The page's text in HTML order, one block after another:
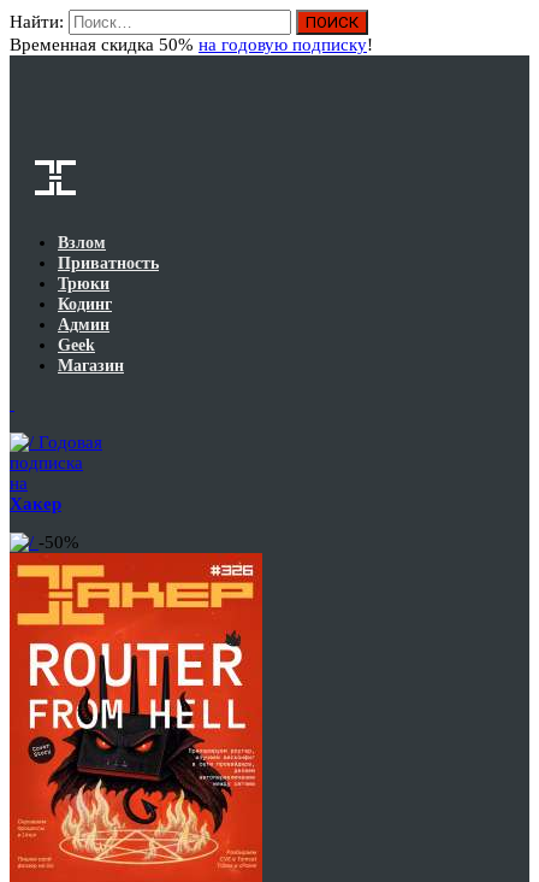
Найти:
Временная скидка 50% на годовую подписку!
Взлом
Приватность
Трюки
Кодинг
Админ
Geek
Магазин
Годовая
подписка
на
Хакер
-50%